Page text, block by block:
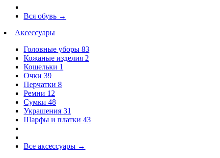
Вся обувь →
Аксессуары
Головные уборы 83
Кожаные изделия 2
Кошельки 1
Очки 39
Перчатки 8
Ремни 12
Сумки 48
Украшения 31
Шарфы и платки 43
Все аксессуары →